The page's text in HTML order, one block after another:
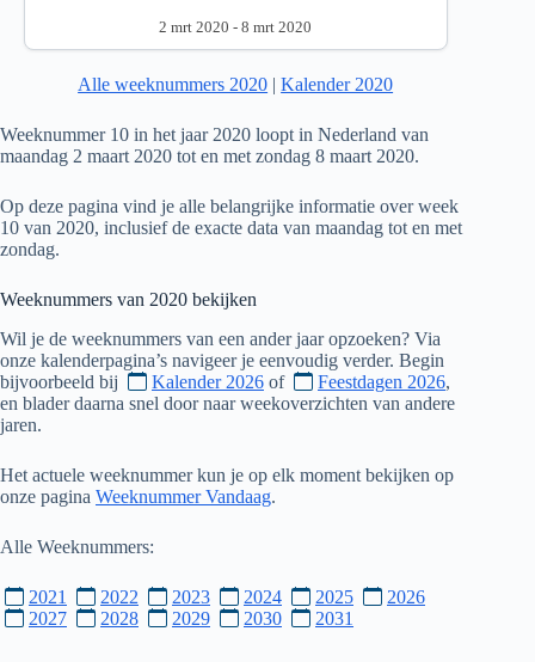
2 mrt 2020 - 8 mrt 2020
Alle weeknummers 2020 |Kalender 2020
Weeknummer 10 in het jaar 2020 loopt in Nederland van
maandag 2 maart 2020 tot en met zondag 8 maart 2020.
Op deze pagina vind je alle belangrijke informatie over week
10 van 2020, inclusief de exacte data van maandag tot en met
zondag.
Weeknummers van 2020 bekijken
Wil je de weeknummers van een ander jaar opzoeken? Via
onze kalenderpagina’s navigeer je eenvoudig verder. Begin
bijvoorbeeld bij
Kalender 2026 of Feestdagen 2026,
en blader daarna snel door naar weekoverzichten van andere
jaren.
Het actuele weeknummer kun je op elk moment bekijken op
onze pagina Weeknummer Vandaag.
Alle Weeknummers:
2021 2022 2023 2024 2025
2026
2027
2028 2029 2030 2031